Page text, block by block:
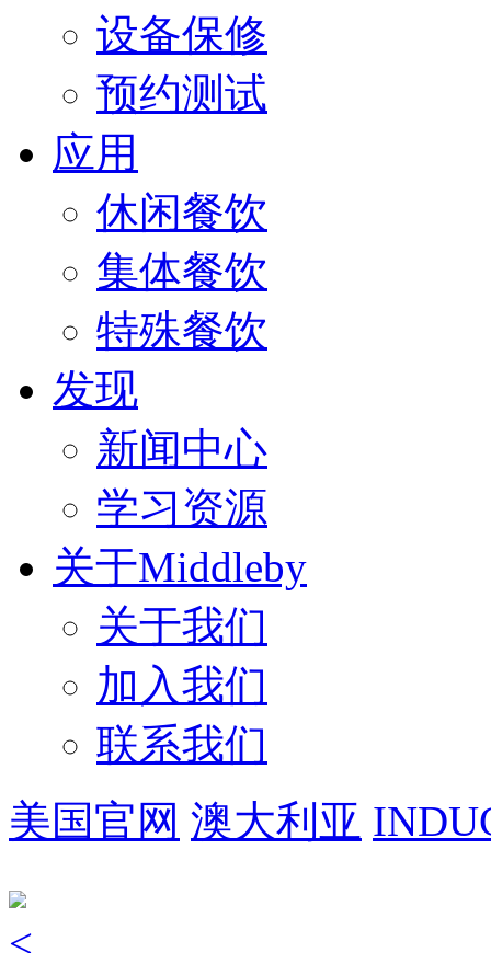
设备保修
预约测试
应用
休闲餐饮
集体餐饮
特殊餐饮
发现
新闻中心
学习资源
关于Middleby
关于我们
加入我们
联系我们
美国官网 澳大利亚
<